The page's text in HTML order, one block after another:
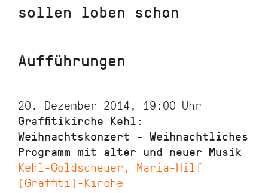
Inhalt
sollen loben schon
Aufführungen
20. Dezember 2014, 19:00 Uhr
Graffitikirche Kehl:
Weihnachtskonzert - Weihnachtliches
Programm mit alter und neuer Musik
Kehl-Goldscheuer, Maria-Hilf
(Graffiti)-Kirche